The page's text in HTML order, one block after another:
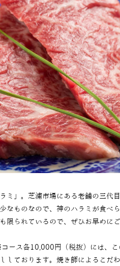
ミ」。芝浦市場にある老舗の三代
なものなので、神のハラミが食べ
限られているので、ぜひお早めにご
ース各10,000円（税抜）には、
しております。焼き師によるこだ